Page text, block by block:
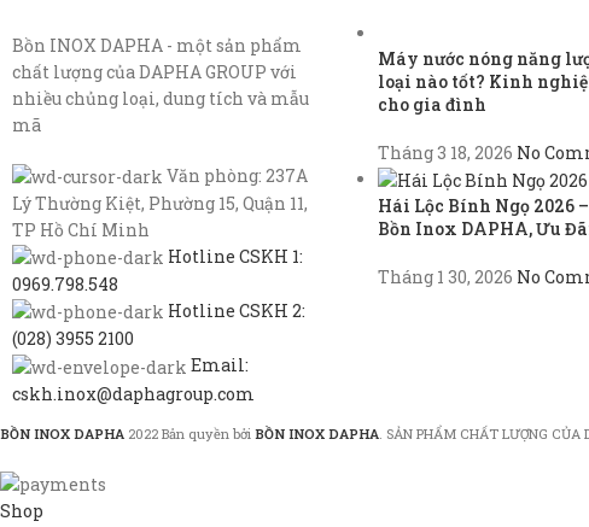
Bồn INOX DAPHA - một sản phẩm
chất lượng của DAPHA GROUP với
nhiều chủng loại, dung tích và mẫu
mã
Văn phòng: 237A
Lý Thường Kiệt, Phường 15, Quận 11,
TP Hồ Chí Minh
Hotline CSKH 1:
0969.798.548
Hotline CSKH 2:
(028) 3955 2100
Email:
cskh.inox@daphagroup.com
Máy nước nóng năng
loại nào tốt? Kinh
cho gia đình
Tháng 3 18, 2026 No
Hái Lộc Bính Ngọ 2026
Bồn Inox DAPHA, Ưu
Tháng 1 30, 2026 No
BỒN INOX DAPHA 2022 Bản quyền bởi BỒN INOX DAPHA . SẢN PHẨM CHẤT LƯỢNG CỦA
Shop